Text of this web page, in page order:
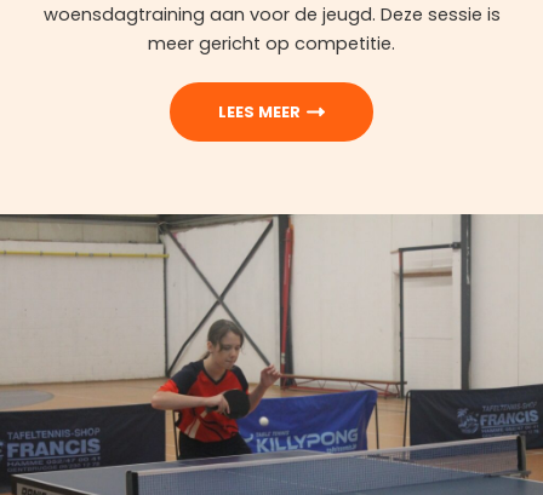
woensdagtraining aan voor de jeugd. Deze sessie is
meer gericht op competitie.
LEES MEER